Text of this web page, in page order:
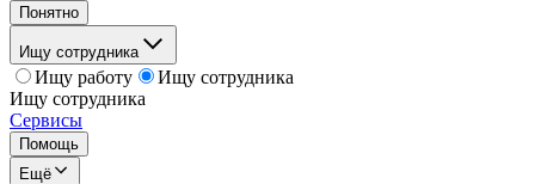
Понятно
Ищу сотрудника
Ищу работу
Ищу сотрудника
Ищу сотрудника
Сервисы
Помощь
Ещё